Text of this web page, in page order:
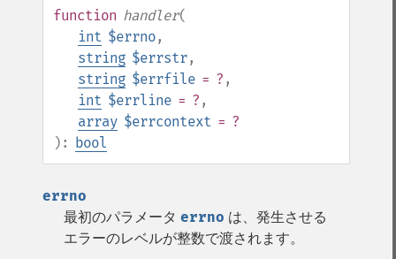
function handler(
int $errno,
string $errstr,
string $errfile = ? ,
int $errline = ? ,
array $errcontext = ?
): bool
errno
最初のパラメータ errno は、発生させる
エラーのレベルが整数で渡されます。